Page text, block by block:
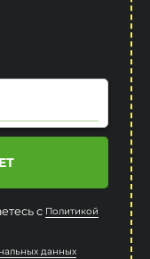
с Политикой
данных